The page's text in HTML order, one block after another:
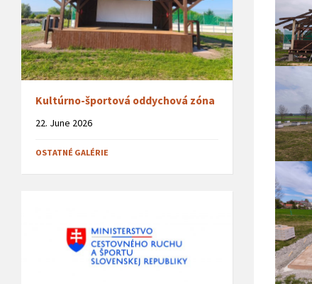
Kultúrno-športová oddychová zóna
22. June 2026
OSTATNÉ GALÉRIE